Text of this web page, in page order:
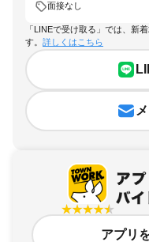
面接なし
「LINEで受け取る」では、新
す。 詳しくはこちら
アプリ